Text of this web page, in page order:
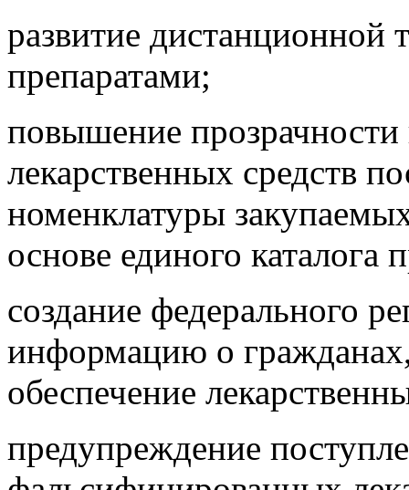
развитие дистанционной
препаратами;
повышение прозрачности
лекарственных средств
номенклатуры
основе единого каталога
создание федерального
информацию о
обеспечение
предупреждение